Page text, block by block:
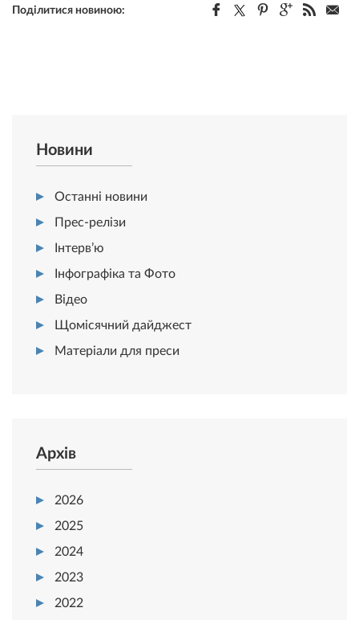
Поділитися новиною:
Новини
Останні новини
Прес-релізи
Інтерв’ю
Інфографіка та Фото
Відео
Щомісячний дайджест
Матеріали для преси
Архів
2026
2025
2024
2023
2022